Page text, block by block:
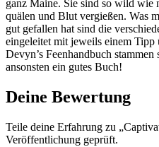
ganz Maine. Sie sind so wild
quälen und Blut vergießen. Was
gut gefallen hat sind die
eingeleitet mit jeweils einem Tipp
Devyn’s Feenhandbuch
ansonsten ein gutes Buch!
Deine Bewertung
Teile deine Erfahrung zu
Veröffentlichung geprüft.